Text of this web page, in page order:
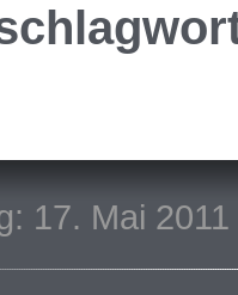
17. Mai